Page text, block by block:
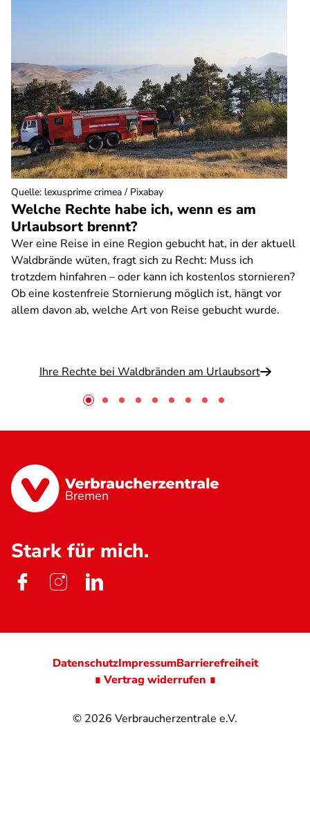
Welche Rechte habe ich, wenn es am
Urlaubsort brennt?
Wer eine Reise in eine Region gebucht hat, in der aktuell
Waldbrände wüten, fragt sich zu Recht: Muss ich
trotzdem hinfahren – oder kann ich kostenlos stornieren?
Ob eine kostenfreie Stornierung möglich ist, hängt vor
allem davon ab, welche Art von Reise gebucht wurde.
Ihre Rechte bei Waldbränden am Urlaubsort
Quelle: lexusprime crimea / Pixabay
Bremen
Stark für mich.
© 2026 Verbraucherzentrale e.V.
DatenschutzImpressumBarrierefreiheit
∎ Vertrag widerrufen ∎